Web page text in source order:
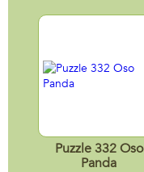
Puzzle 332 Oso
Panda